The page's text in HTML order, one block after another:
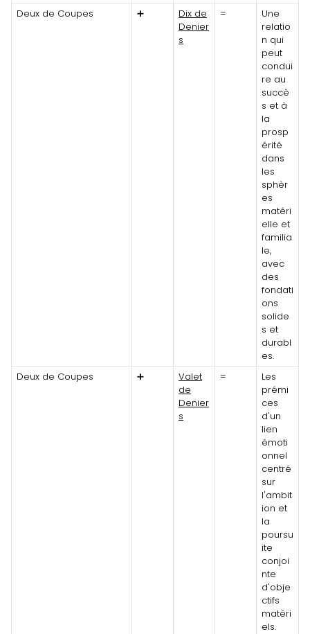
Deux de Coupes
➕
Dix de
Denier
s
=
Une
relatio
n qui
peut
condui
re au
succè
s et à
la
prosp
érité
dans
les
sphèr
es
matéri
elle et
familia
le,
avec
des
fondati
ons
solide
s et
durabl
es.
Deux de Coupes
➕
Valet
de
Denier
s
=
Les
prémi
ces
d'un
lien
émoti
onnel
centré
sur
l'ambit
ion et
la
poursu
ite
conjoi
nte
d'obje
ctifs
matéri
els.